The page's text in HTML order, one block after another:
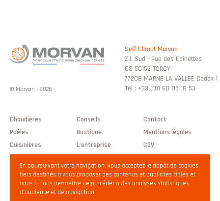
© Morvan - 2026
Self Climat Morvan
Z.I. Sud - Rue des Epinettes
CS 50152 TORCY
77208 MARNE LA VALLEE Cedex 1
Tél : +33 (0)1 60 05 18 53
Chaudières
Poêles
Cuisinières
Conseils
Boutique
L’entreprise
Contact
Mentions légales
CGV
Accès pro
En poursuivant votre navigation, vous acceptez le dépôt de cookies
tiers destinés à vous proposer des contenus et publicités ciblés et
nous à nous permettre de procéder à des analyses statistiques
d’audience et de navigation.